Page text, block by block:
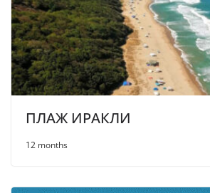
ПЛАЖ ИРАКЛИ
12 months